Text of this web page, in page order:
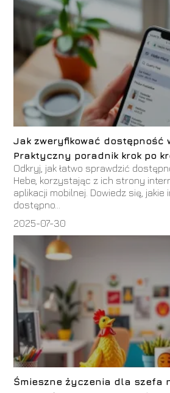
Jak zweryfikować dostępność
Praktyczny poradnik krok po
Odkryj, jak łatwo sprawdzić
Hebe, korzystając z ich strony
aplikacji mobilnej. Dowiedz się, jakie
dostępno...
2025-07-30
Śmieszne życzenia dla szefa